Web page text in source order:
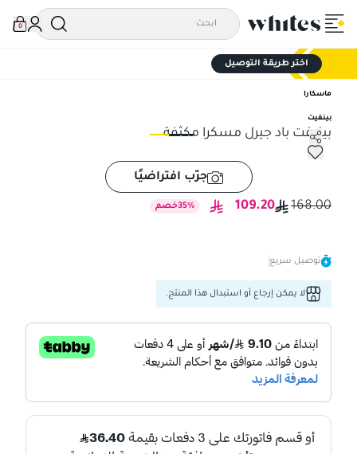
0
اختر طريقة التوصيل
ماسكارا
بينفيت
بينيفت باد جيرل مسكرا مكثفة
بينيفت باد جيرل مسكرا مكثفة
جرّب افتراضيًا
168.00
109.20
35% خصم
توصيل سريع
لا يمكن إرجاع أو استبدال هذا المنتج.